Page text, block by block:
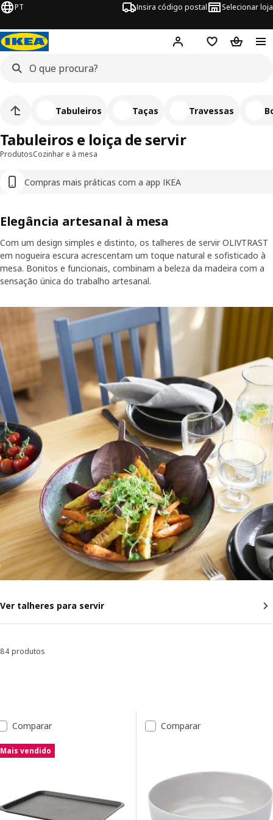
PT Insira código postal Selecionar loja
Hej! Inicie sessão
FavoritosCesto de
ProdutosCozinhar e à mesa
Compras mais práticas com a app IKEA
Tabuleiros e loiça de servir
Tabuleiros Taças Travessas
Elegância artesanal à mesa
Com um design simples e distinto, os talheres de servir OLIVTRAST
em nogueira escura acrescentam um toque natural e sofisticado à
mesa. Bonitos e funcionais, combinam a beleza da madeira com a
sensação única do trabalho artesanal.
Ver talheres para servir
Ordenar e Filtrar
84 produtos
Lista de resultados
Comparar
Mais vendido
Comparar